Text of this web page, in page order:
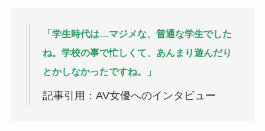
「学生時代は…マジメな、普通な学生でした
ね。学校の事で忙しくて、あんまり遊んだり
とかしなかったですね。」
記事引用：AV女優へのインタビュー